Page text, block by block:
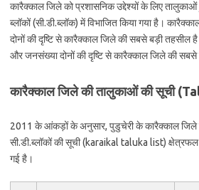
कारैक्काल जिले को प्रशासनिक उद्देश्यों के लिए तालुकाओं
ब्लॉकों (सी.डी.ब्लॉक) में विभाजित किया गया है।
दोनों की दृष्टि से कारैक्काल जिले की सबसे बड़ी तहसील
और जनसंख्या दोनों की दृष्टि से कारैक्काल जिले की सबसे
कारैक्काल जिले की तालुकाओं की सूची
2011 के आंकड़ों के अनुसार, पुडुचेरी के कारैक्काल जिले
सी.डी.ब्लॉकों की सूची (karaikal taluka list)
गई है।